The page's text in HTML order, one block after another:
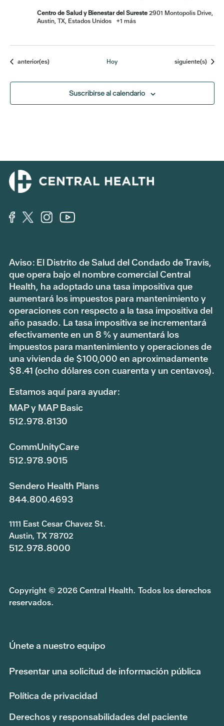
Centro de Salud y Bienestar del Sureste2901 Montopolis Drive,
Austin, TX, Estados Unidos
+1 más
Eventos
anterior(es) Hoy Eventos
siguiente(s)
Suscribirse al calendario
Aviso: El Distrito de Salud del Condado de Travis,
que opera bajo el nombre comercial Central
Health, ha adoptado una tasa impositiva que
aumentará los impuestos para mantenimiento y
operaciones con respecto a la tasa impositiva del
año pasado. La tasa impositiva se incrementará
efectivamente en un 8 % y aumentará los
impuestos para mantenimiento y operaciones de
una vivienda de $100,000 en aproximadamente
$8.41 (ocho dólares con cuarenta y un centavos).
Estamos aquí para ayudar:
MAP y MAP Basic
512.978.8130
CommUnityCare
512.978.9015
Sendero Health Plans
844.800.4693
1111 East Cesar Chavez St.
Austin, TX 78702
512.978.8000
Copyright © 2026 Central Health. Todos los derechos
reservados.
Únete a nuestro equipo
Presentar una solicitud de información pública
Política de privacidad
Derechos y responsabilidades del paciente